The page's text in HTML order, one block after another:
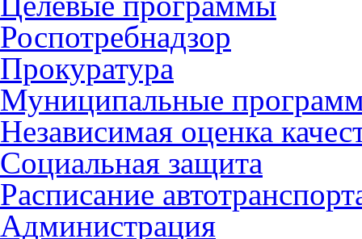
Роспотребнадзор
Прокуратура
Муниципальные
Независимая оценка
Социальная защита
Расписание
Администрация